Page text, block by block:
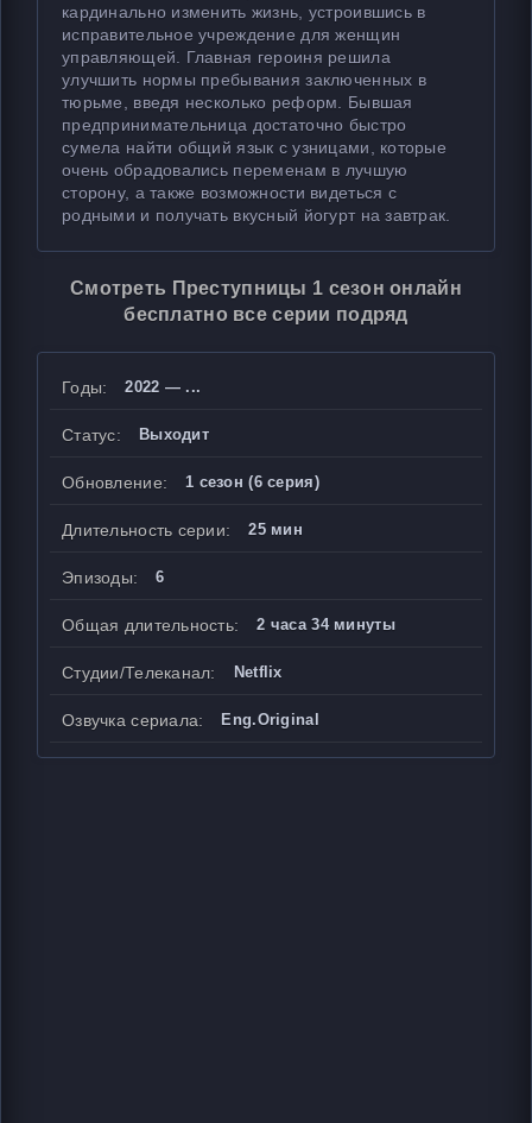
кардинально изменить жизнь, устроившись в
исправительное учреждение для женщин
управляющей. Главная героиня решила
улучшить нормы пребывания заключенных в
тюрьме, введя несколько реформ. Бывшая
предпринимательница достаточно быстро
сумела найти общий язык с узницами, которые
очень обрадовались переменам в лучшую
сторону, а также возможности видеться с
родными и получать вкусный йогурт на завтрак.
Смотреть Преступницы 1 сезон онлайн
бесплатно все серии подряд
Годы: 2022 — ...
Статус: Выходит
Обновление: 1 сезон (6 серия)
Длительность серии: 25 мин
Эпизоды: 6
Общая длительность: 2 часа 34 минуты
Студии/Телеканал: Netflix
Озвучка сериала: Eng.Original